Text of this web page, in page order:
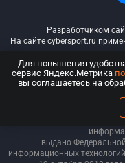
Разработчиком
На сайте cybersport.ru
© ООО
ООО «Киберспорт.ру».
выдано
информационных
Для повышения
сервис Яндекс.Метрика
вы соглашаетесь на